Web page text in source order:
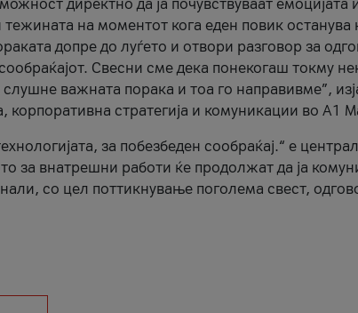
директно да ја почувствуваат
тежината на моментот кога еден повик
допре до луѓето и отвори разговор за
Свесни сме дека понекогаш токму
важната порака и тоа го направивме”,
корпоративна стратегија и комуникации во А1
за побезбеден сообраќај.“ е
за внатрешни работи ќе продолжат да ја
со цел поттикнување поголема свест,